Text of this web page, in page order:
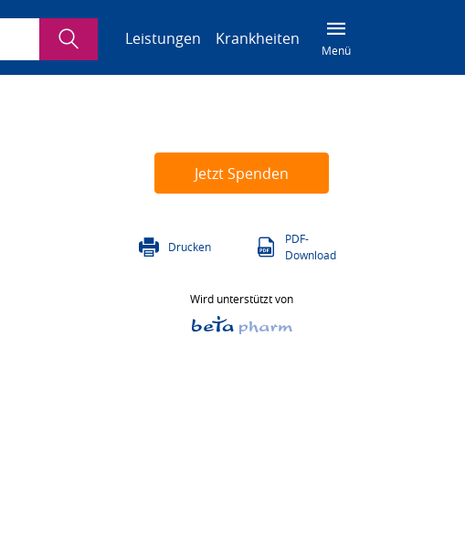
SucheLeistungen Krankheiten
Menü
Jetzt Spenden
Drucken
PDF-
Download
Wird unterstützt von